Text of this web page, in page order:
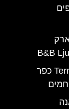
טרמה קאטז – Terme Catez כפר